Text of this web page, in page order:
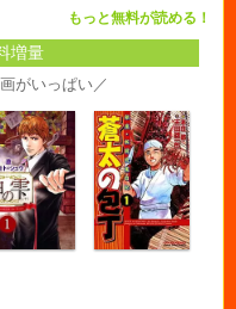
もっと無料が読める！
増量
がいっぱい／